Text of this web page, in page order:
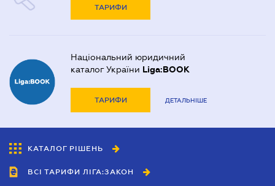
ТАРИФИ
Національний юридичний
каталог України Liga:BOOK
ТАРИФИ ДЕТАЛЬНІШЕ
КАТАЛОГ РІШЕНЬ
ВСІ ТАРИФИ ЛІГА:ЗАКОН